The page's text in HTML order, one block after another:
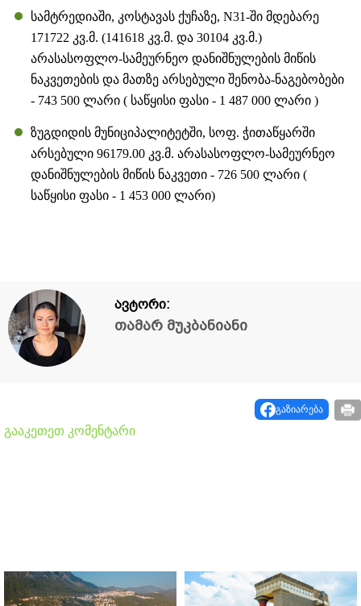
სამტრედიაში, კოსტავას ქუჩაზე, N31-ში მდებარე
171722 კვ.მ. (141618 კვ.მ. და 30104 კვ.მ.)
არასასოფლო-სამეურნეო დანიშნულების მიწის
ნაკვეთების და მათზე არსებული შენობა-ნაგებობები
- 743 500 ლარი ( საწყისი ფასი - 1 487 000 ლარი )
ზუგდიდის მუნიციპალიტეტში, სოფ. ჭითაწყარში
არსებული 96179.00 კვ.მ. არასასოფლო-სამეურნეო
დანიშნულების მიწის ნაკვეთი - 726 500 ლარი (
საწყისი ფასი - 1 453 000 ლარი)
ავტორი:
თამარ მუკბანიანი
გაზიარება
გააკეთეთ კომენტარი